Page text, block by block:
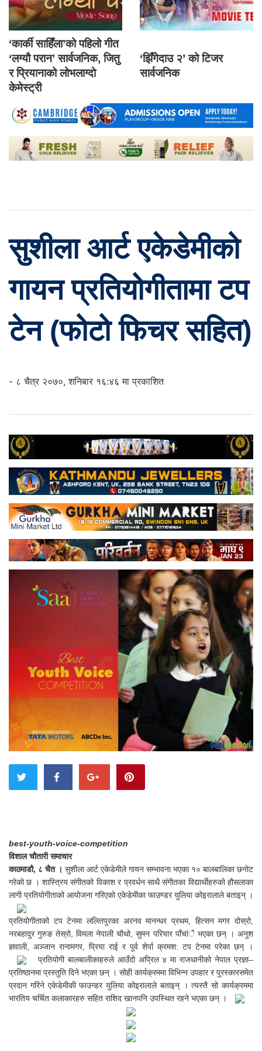
‘कार्की साहिँला’को पहिलो गीत
‘लग्यौ परान’ सार्वजनिक, जितु
र प्रियानाको लोभलाग्दो
केमेस्ट्री
‘झिँगेदाउ २’ को टिजर
सार्वजनिक
सुशीला आर्ट एकेडेमीको
गायन प्रतियोगीतामा टप
टेन (फोटो फिचर सहित)
- ८ चैत्र २०७०, शनिबार १६:४६ मा प्रकाशित
best-youth-voice-competition
विशाल चौतारी समाचार
काठमाडौ, ८ चैत । सुशीला आर्ट एकेडेमीले गायन सम्भावना भएका १० बालबालिका छनोट
गरेको छ । शास्त्रिय संगीतको विकाश र प्रवर्धन साथै संगीतका विद्यार्थीहरुको हौसलाका
लागी प्रतियोगीताको आयोजना गरिएको एकेडेमीका फाउण्डर युलिया कोइरालाले बताइन् ।
प्रतियोगीताको टप टेनमा ललितपुरका अरनव मानन्धर प्रथम, हित्सन मगर दोस्रो,
नरबहादुर गुरुङ तेस्रो, विमला नेपाली चौथो, सुमन परियार पाँचांै भएका छन् । अनुश
ज्ञवाली, अञ्जान रानामगर, प्रिया राई र पूर्व शेर्पा क्रमश: टप टेनमा परेका छन् ।
प्रतियोगी बालबालीकाहरुले आउँदो अप्रिल ४ मा राजधानीको नेपाल प्रज्ञा–
प्रतिष्ठानमा प्रस्तुति दिने भएका छन् । सोही कार्यक्रममा विभिन्न उपहार र पुरस्कारसमेत
प्रदान गरिने एकेडेमीकी फाउन्डर युलिया कोइरालाले बताइन् । त्यस्तै सो कार्यक्रममा
भारतिय चर्चित कलाकारहरु सहित राशिद खानपनि उपस्थित रहने भएका छन् ।